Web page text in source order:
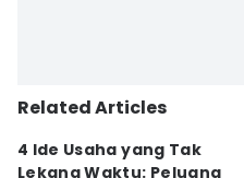
Related Articles
4 Ide Usaha yang Tak
Lekang Waktu: Peluang